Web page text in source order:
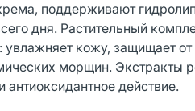
поддерживают
дня. Растительный
кожу, защищает от
морщин. Экстракты
действие.